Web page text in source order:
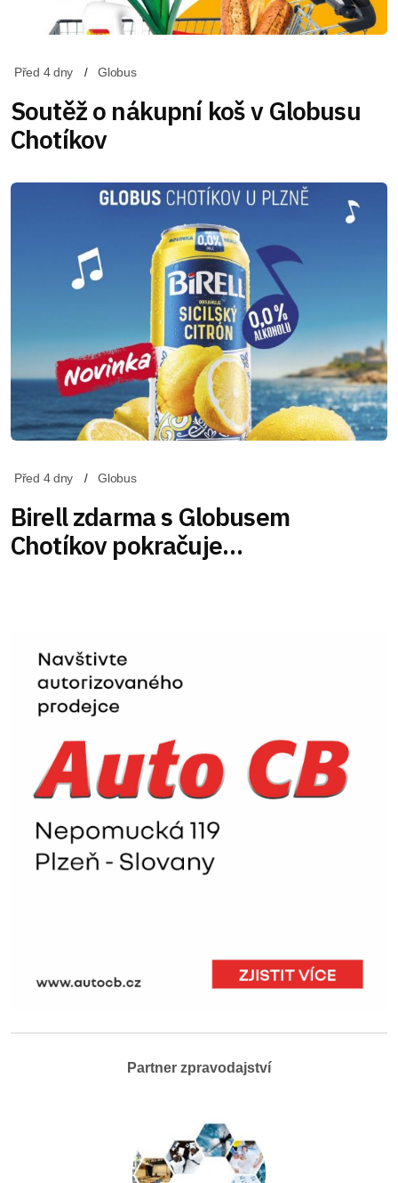
Před 4 dny Globus
Soutěž o nákupní koš v Globusu
Chotíkov
Před 4 dny Globus
Birell zdarma s Globusem
Chotíkov pokračuje…
Partner zpravodajství